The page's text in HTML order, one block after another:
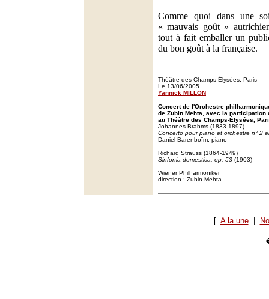
Comme quoi dans une
« mauvais goût »
tout à fait emballer un
du bon goût à la française.
Théâtre des Champs-Élysées, Paris
Le 13/06/2005
Yannick MILLON
Concert de l'Orchestre
de Zubin Mehta, avec la participation
au Théâtre des Champs-Élysées,
Johannes Brahms (1833-1897)
Concerto pour piano et orchestre n° 2
Daniel Barenboïm, piano
Richard Strauss (1864-1949)
Sinfonia domestica, op. 53 (1903)
Wiener Philharmoniker
direction : Zubin Mehta
[ A la une|